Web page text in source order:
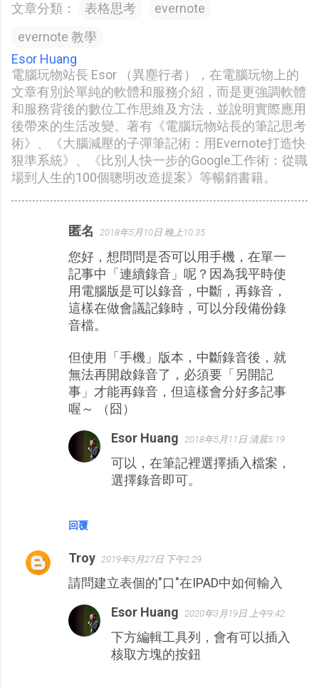
文章分類： 表格思考
evernote
evernote 教學
Esor Huang
電腦玩物站長 Esor （異塵行者），在電腦玩物上的
文章有別於單純的軟體和服務介紹，而是更強調軟體
和服務背後的數位工作思維及方法，並說明實際應用
後帶來的生活改變。著有《電腦玩物站長的筆記思考
術》、《大腦減壓的子彈筆記術：用Evernote打造快
狠準系統》、《比別人快一步的Google工作術：從職
場到人生的100個聰明改造提案》等暢銷書籍。
匿名 2018年5月10日 晚上10:35
您好，想問問是否可以用手機，在單一
記事中「連續錄音」呢？因為我平時使
用電腦版是可以錄音，中斷，再錄音，
這樣在做會議記錄時，可以分段備份錄
音檔。
但使用「手機」版本，中斷錄音後，就
無法再開啟錄音了，必須要「另開記
事」才能再錄音，但這樣會分好多記事
喔～ （囧）
回覆
Esor Huang 2018年5月11日 清晨5:19
可以，在筆記裡選擇插入檔案，
選擇錄音即可。
Troy 2019年3月27日 下午2:29
請問建立表個的"口"在IPAD中如何輸入
Esor Huang 2020年3月19日 上午9:42
下方編輯工具列，會有可以插入
核取方塊的按鈕